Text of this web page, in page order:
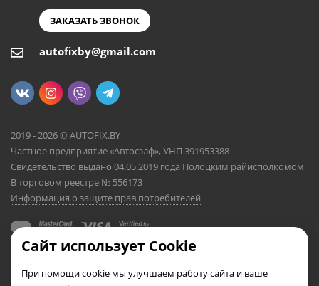
ЗАКАЗАТЬ ЗВОНОК
autofixby@gmail.com
2019 - 2026 © AUTOFIX.BY
Частное предприятие «Автосэлф», УНП 391953388
Свидетельство выдано 04.05.2019 года Полоцким райисполкомом
В торговом реестре № 556173
Информация о защите прав потребителей
Сайт использует Cookie
При помощи cookie мы улучшаем работу сайта и ваше